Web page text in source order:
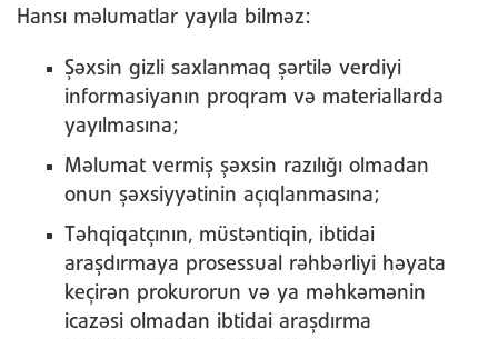
Hansı məlumatlar yayıla bilməz:
Şəxsin gizli saxlanmaq şərtilə verdiyi
informasiyanın proqram və materiallarda
yayılmasına;
Məlumat vermiş şəxsin razılığı olmadan
onun şəxsiyyətinin açıqlanmasına;
Təhqiqatçının, müstəntiqin, ibtidai
araşdırmaya prosessual rəhbərliyi həyata
keçirən prokurorun və ya məhkəmənin
icazəsi olmadan ibtidai araşdırma